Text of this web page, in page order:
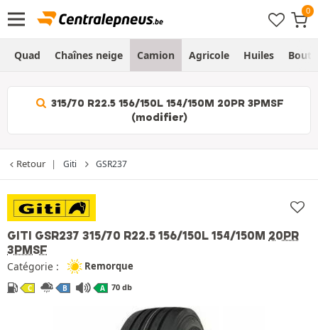
Quad Chaînes neige Camion Agricole Huiles
315/70 R22.5 156/150L 154/150M 20PR 3PMSF
(modifier)
Retour Giti GSR237
GITI GSR237 315/70 R22.5 156/150L 154/150M 20PR
3PMSF
Catégorie : Remorque
C B A 70 db